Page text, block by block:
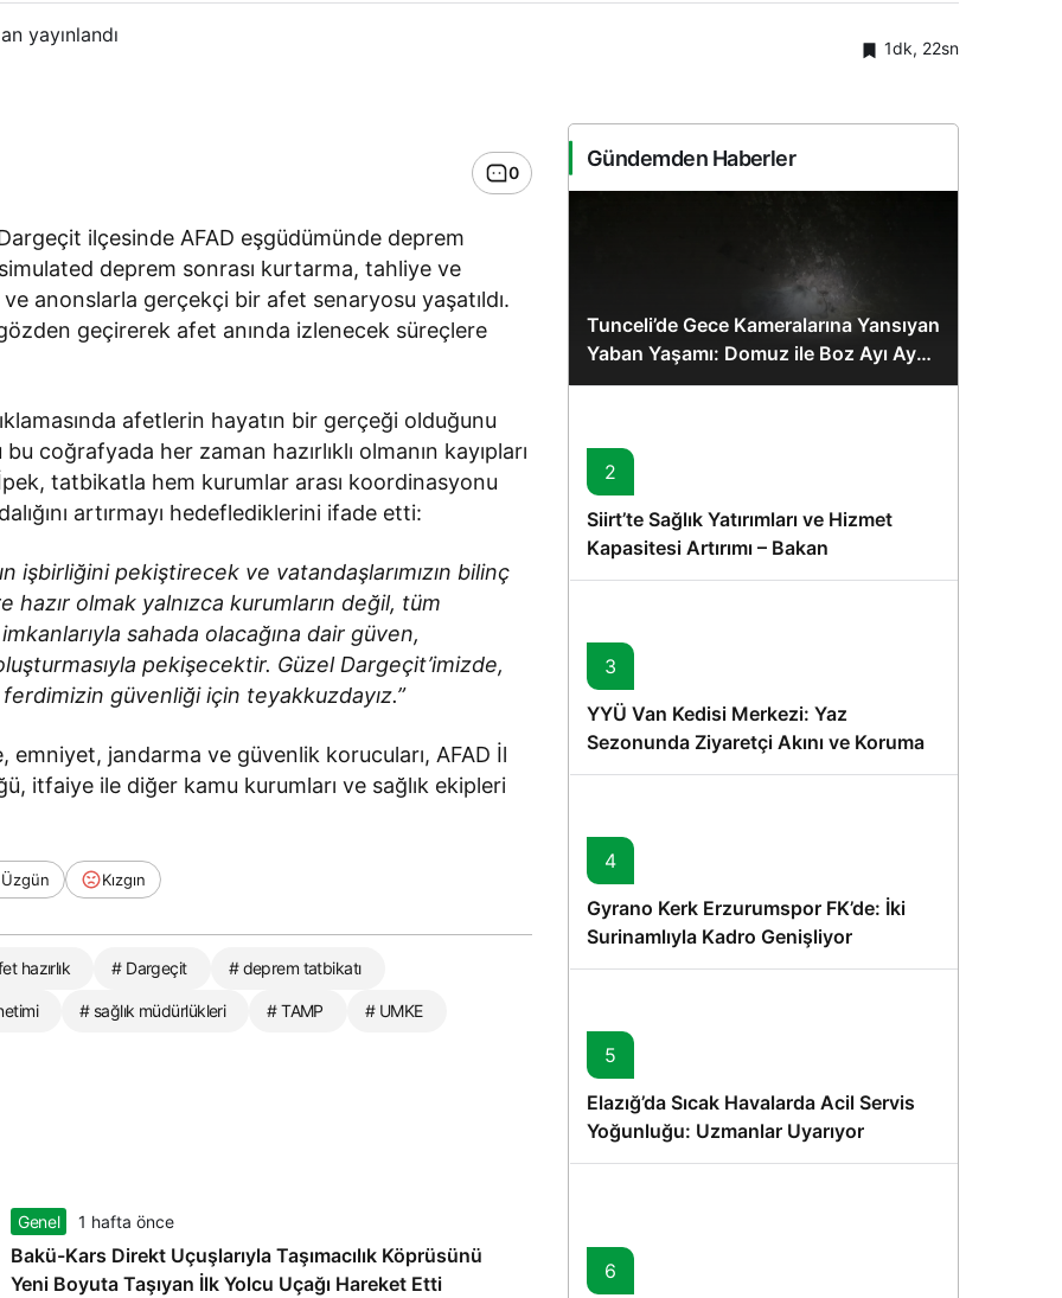
yayınlandı
1dk, 22sn
0
ilçesinde AFAD eşgüdümünde deprem
deprem sonrası kurtarma, tahliye ve
anonslarla gerçekçi bir afet senaryosu yaşatıldı.
geçirerek afet anında izlenecek süreçlere
afetlerin hayatın bir gerçeği olduğunu
coğrafyada her zaman hazırlıklı olmanın kayıpları
tatbikatla hem kurumlar arası koordinasyonu
artırmayı hedeflediklerini ifade etti:
işbirliğini pekiştirecek ve vatandaşlarımızın bilinç
olmak yalnızca kurumların değil, tüm
sahada olacağına dair güven,
pekişecektir. Güzel Dargeçit’imizde,
ferdimizin güvenliği için teyakkuzdayız.”
emniyet, jandarma ve güvenlik korucuları, AFAD İl
itfaiye ile diğer kamu kurumları ve sağlık ekipleri
Üzgün Kızgın
hazırlık # Dargeçit # deprem tatbikatı
# sağlık müdürlükleri # TAMP # UMKE
Genel 1 hafta önce
Bakü-Kars Direkt Uçuşlarıyla Taşımacılık Köprüsünü
Yeni Boyuta Taşıyan İlk Yolcu Uçağı Hareket Etti
Gündemden Haberler
Tunceli’de Gece Kameralarına Yansıyan
Yaban Yaşamı: Domuz ile Boz Ayı Aynı
Karede
2
Siirt’te Sağlık Yatırımları ve Hizmet
Kapasitesi Artırımı – Bakan
Memişoğlu’nun Ziyareti
3
YYÜ Van Kedisi Merkezi: Yaz
Sezonunda Ziyaretçi Akını ve Koruma
Vurgusu
4
Gyrano Kerk Erzurumspor FK’de: İki
Surinamlıyla Kadro Genişliyor
5
Elazığ’da Sıcak Havalarda Acil Servis
Yoğunluğu: Uzmanlar Uyarıyor
6